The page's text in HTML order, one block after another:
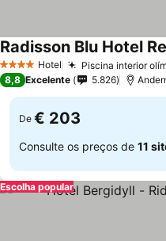
4 EstrelasHotel Piscina interior
Radisson Blu Hotel
8,8 Excelente 5.826
De € 203
Consulte os preços de 11
Escolha popular